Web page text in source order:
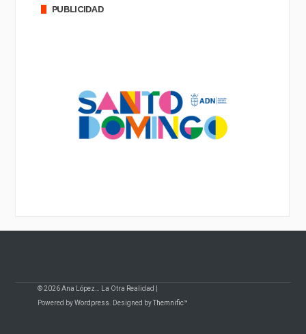
PUBLICIDAD
© 2026 Ana López… La Otra Realidad |
Powered byWordpress. Designed byThemnific™